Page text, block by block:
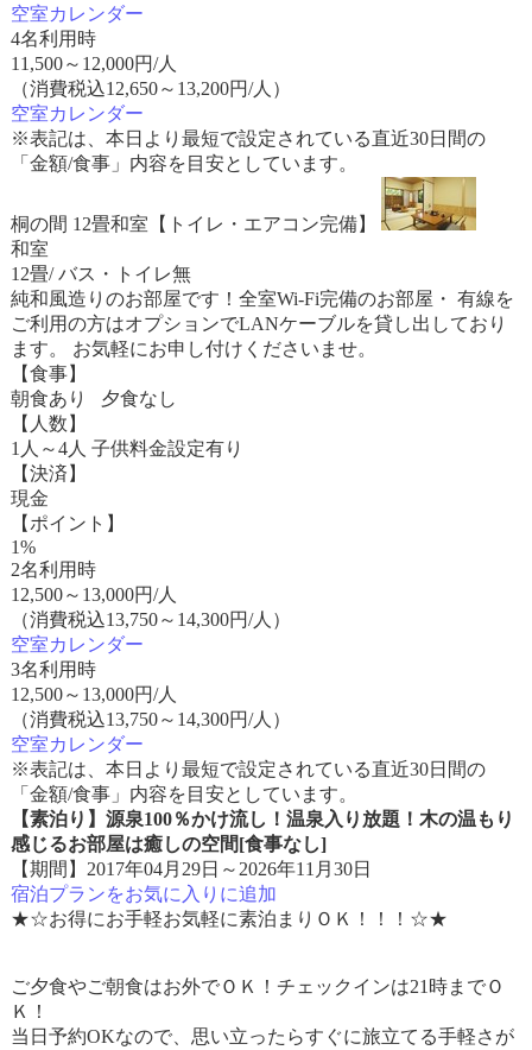
空室カレンダー
4名利用時
11,500～ 12,000円/人
（消費税込12,650～13,200円/人）
空室カレンダー
※表記は、本日より最短で設定されている直近30日間の
「金額/食事」内容を目安としています。
桐の間 12畳和室【トイレ・エアコン完備】
和室
12畳/ バス・トイレ無
純和風造りのお部屋です！全室Wi-Fi完備のお部屋・ 有線を
ご利用の方はオプションでLANケーブルを貸し出しており
ます。 お気軽にお申し付けくださいませ。
【食事】
朝食あり 夕食なし
【人数】
1人～4人 子供料金設定有り
【決済】
現金
【ポイント】
1%
2名利用時
12,500～ 13,000円/人
（消費税込13,750～14,300円/人）
空室カレンダー
3名利用時
12,500～ 13,000円/人
（消費税込13,750～14,300円/人）
空室カレンダー
※表記は、本日より最短で設定されている直近30日間の
「金額/食事」内容を目安としています。
【素泊り】源泉100％かけ流し！温泉入り放題！木の温もり
感じるお部屋は癒しの空間[食事なし]
【期間】2017年04月29日～2026年11月30日
宿泊プランをお気に入りに追加
★☆お得にお手軽お気軽に素泊まりＯＫ！！！☆★
ご夕食やご朝食はお外でＯＫ！チェックインは21時までＯ
Ｋ！
当日予約OKなので、思い立ったらすぐに旅立てる手軽さが